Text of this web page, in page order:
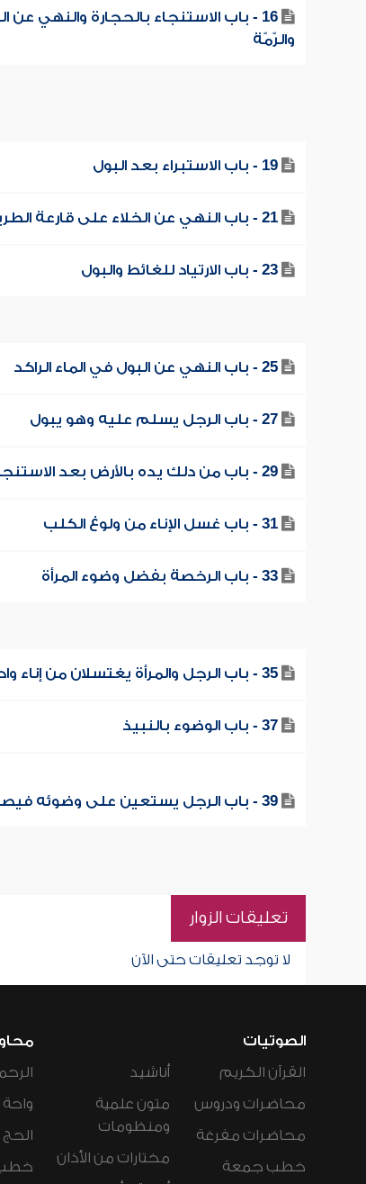
16 - باب الاستنجاء بالحجارة والنهي عن
والرّمّة
19 - باب الاستبراء بعد البول
21 - باب النهي عن الخلاء على قارعة الطريق
23 - باب الارتياد للغائط والبول
25 - باب النهي عن البول في الماء الراكد
27 - باب الرجل يسلم عليه وهو يبول
29 - باب من دلك يده بالأرض بعد الاستنجاء
31 - باب غسل الإناء من ولوغ الكلب
33 - باب الرخصة بفضل وضوء المرأة
35 - باب الرجل والمرأة يغتسلان من إناء واحد
37 - باب الوضوء بالنبيذ
39 - باب الرجل يستعين على وضوئه فيصب عليه
تعليقات الزوار
لا توجد تعليقات حتى الآن
الصوتيات
القرآن الكريم
محاضرات ودروس
محاضرات مفرغة
خطب جمعة
أناشيد
متون علمية
ومنظومات
مختارات من الأذان
الحج